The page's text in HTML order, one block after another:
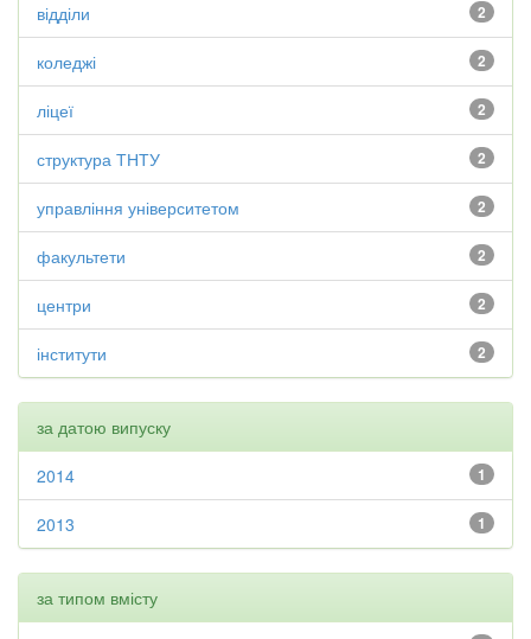
2
відділи
2
коледжі
2
ліцеї
2
структура ТНТУ
2
управління університетом
2
факультети
2
центри
2
інститути
за датою випуску
1
2014
1
2013
за типом вмісту